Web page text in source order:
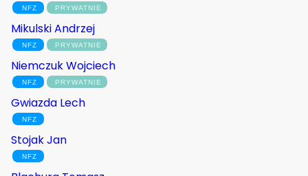
Mikulski Andrzej
Niemczuk Wojciech
Gwiazda Lech
Stojak Jan